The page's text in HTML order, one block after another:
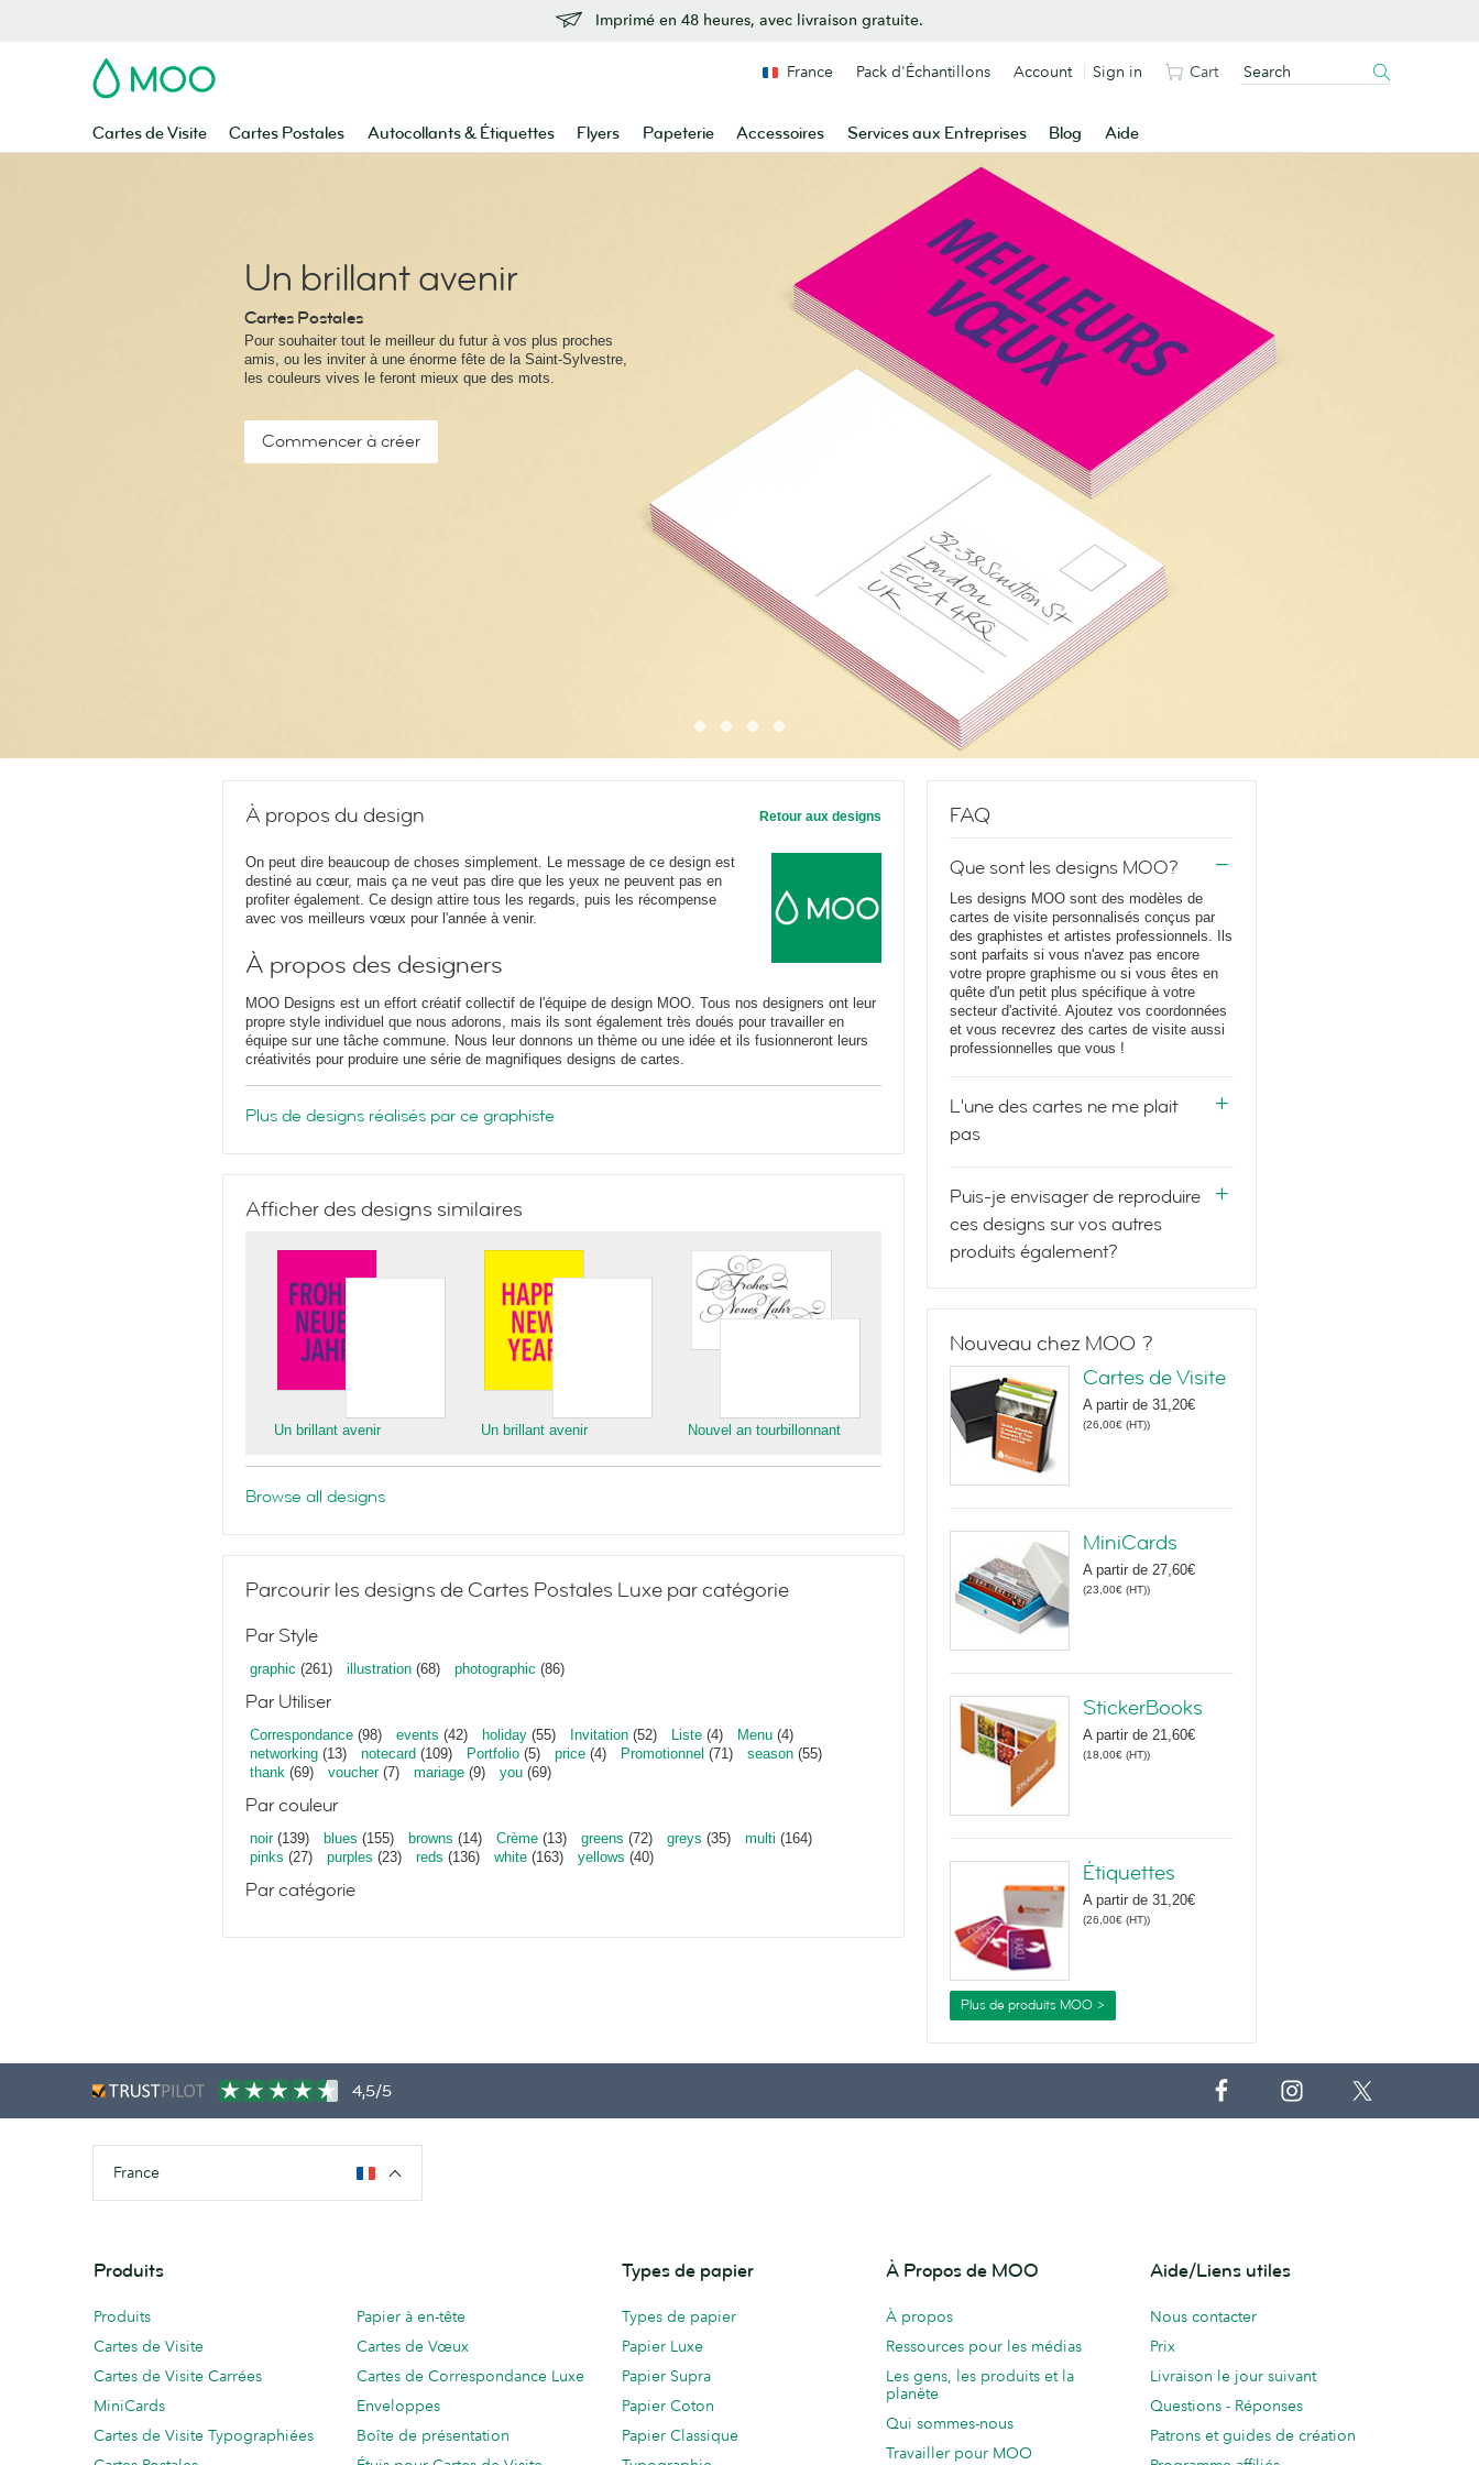
Imprimé en 48 heures, avec livraison gratuite.
MOO
Cartes de Visite Cartes Postales Autocollants & Étiquettes Flyers Papeterie Accessoires Services aux Entreprises Blog Aide
France Pack d'Échantillons Account Sign in Cart
Un brillant avenir
Cartes Postales
Pour souhaiter tout le meilleur du futur à vos plus proches
amis, ou les inviter à une énorme fête de la Saint-Sylvestre,
les couleurs vives le feront mieux que des mots.
Commencer à créer
À propos du design Retour aux designs
On peut dire beaucoup de choses simplement. Le message de ce design est
destiné au cœur, mais ça ne veut pas dire que les yeux ne peuvent pas en
profiter également. Ce design attire tous les regards, puis les récompense
avec vos meilleurs vœux pour l'année à venir.
À propos des designers
MOO Designs est un effort créatif collectif de l'équipe de design MOO. Tous nos designers ont leur
propre style individuel que nous adorons, mais ils sont également très doués pour travailler en
équipe sur une tâche commune. Nous leur donnons un thème ou une idée et ils fusionneront leurs
créativités pour produire une série de magnifiques designs de cartes.
Plus de designs réalisés par ce graphiste
Afficher des designs similaires
Un brillant avenir Un brillant avenir Nouvel an tourbillonnant
Browse all designs
Parcourir les designs de Cartes Postales Luxe par catégorie
Par Style
graphic (261) illustration (68) photographic (86)
Par Utiliser
Correspondance (98) events (42) holiday (55) Invitation (52) Liste (4) Menu (4)
networking (13) notecard (109) Portfolio (5) price (4) Promotionnel (71) season (55)
thank (69) voucher(7) mariage (9) you (69)
Par couleur
noir(139) blues (155) browns (14) Crème (13) greens (72) greys (35) multi (164)
pinks (27) purples (23) reds (136) white (163) yellows (40)
Par catégorie
FAQ
Que sont les designs MOO?
Les designs MOO sont des modèles de
cartes de visite personnalisés conçus par
des graphistes et artistes professionnels. Ils
sont parfaits si vous n'avez pas encore
votre propre graphisme ou si vous êtes en
quête d'un petit plus spécifique à votre
secteur d'activité. Ajoutez vos coordonnées
et vous recevrez des cartes de visite aussi
professionnelles que vous !
L'une des cartes ne me plait
pas
Puis-je envisager de reproduire
ces designs sur vos autres
produits également?
Nouveau chez MOO ?
Cartes de Visite
A partir de 31,20€
(26,00€ (HT))
MiniCards
A partir de 27,60€
(23,00€ (HT))
StickerBooks
A partir de 21,60€
(18,00€ (HT))
Étiquettes
A partir de 31,20€
(26,00€ (HT))
Plus de produits MOO >
4,5/5
France
Produits
Produits
Cartes de Visite
Cartes de Visite Carrées
MiniCards
Cartes de Visite Typographiées
Papier à en-tête
Cartes de Vœux
Cartes de Correspondance Luxe
Enveloppes
Boîte de présentation
Types de papier
Types de papier
Papier Luxe
Papier Supra
Papier Coton
Papier Classique
À Propos de MOO
À propos
Ressources pour les médias
Les gens, les produits et la
planète
Qui sommes-nous
Travailler pour MOO
Aide/Liens utiles
Nous contacter
Prix
Livraison le jour suivant
Questions - Réponses
Patrons et guides de création